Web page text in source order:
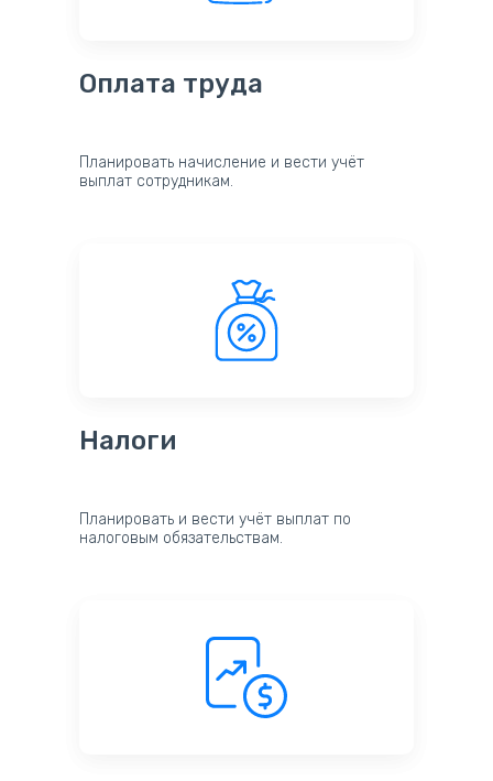
Оплата труда
Планировать начисление и вести учёт
выплат сотрудникам.
Налоги
Планировать и вести учёт выплат по
налоговым обязательствам.